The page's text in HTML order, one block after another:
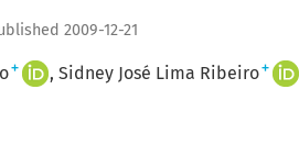
2009-12-21
+ Sidney José Lima Ribeiro+